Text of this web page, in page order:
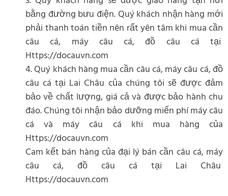
bằng đường bưu điện. Quý khách nhận hàng mới
phải thanh toán tiền nên rất yên tâm khi mua cần
câu cá, máy câu cá, đồ câu cá tại
Https://docauvn.com
4. Quý khách hàng mua cần câu cá, máy câu cá, đồ
câu cá tại Lai Châu của chúng tôi sẽ được đảm
bảo về chất lượng, giá cả và được bảo hành chu
đáo. Chúng tôi nhận bảo dưỡng miến phí máy câu
cá và máy câu cá khi mua hàng của
Https://docauvn.com
Cam kết bán hàng của đại lý bán cần câu cá, máy
câu cá, đồ câu cá tại Lai Châu
Https://docauvn.com